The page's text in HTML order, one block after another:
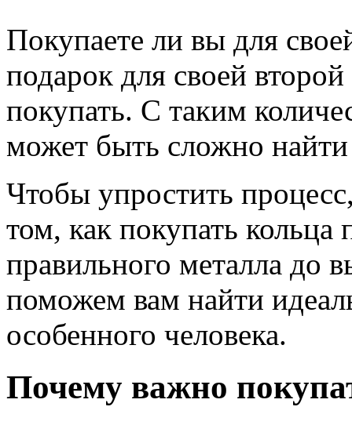
Покупаете ли вы для
подарок для своей
покупать. С таким
может быть сложно
Чтобы упростить
том, как покупать
правильного металла до
поможем вам найти
особенного человека.
Почему важно